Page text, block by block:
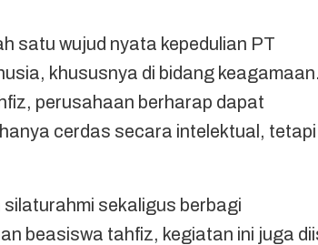
satu wujud nyata kepedulian PT
khususnya di bidang
perusahaan berharap dapat
cerdas secara intelektual, tetapi
sekaligus berbagi
beasiswa tahfiz, kegiatan ini juga